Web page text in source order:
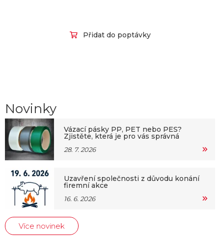
Přidat do poptávky
Novinky
Vázací pásky PP, PET nebo PES?
Zjistěte, která je pro vás správná
28. 7. 2026
Uzavření společnosti z důvodu konání
firemní akce
16. 6. 2026
Více novinek